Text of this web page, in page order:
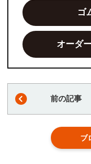
ゴ
オーダ
前の記事
ブ